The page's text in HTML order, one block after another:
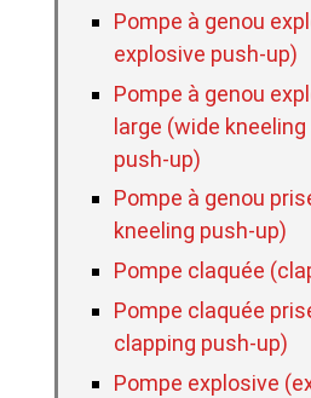
Pompe à genou
explosive push-up)
Pompe à genou
large (wide
push-up)
Pompe à genou
kneeling push-up)
Pompe claquée
Pompe claquée
clapping push-up)
Pompe explosive